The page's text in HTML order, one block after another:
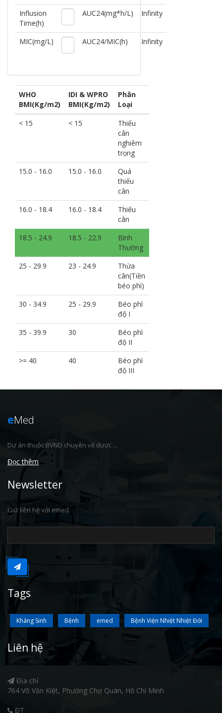
Influsion
Time(h)
AUC24(mg*h/L) Infinity
MIC(mg/L) AUC24/MIC(h) Infinity
WHO
BMI(Kg/m2)
IDI & WPRO
BMI(Kg/m2)
Phân
Loại
< 15
< 15
Thiếu
cân
nghiêm
trọng
15.0 - 16.0
15.0 - 16.0
Quá
thiếu
cân
16.0 - 18.4
16.0 - 18.4
Thiếu
cân
18.5 - 24.9
18.5 - 22.9
Bình
Thường
25 - 29.9
23 - 24.9
Thừa
cân(Tiền
béo phì)
30 - 34.9
25 - 29.9
Béo phì
độ I
35 - 39.9
30
Béo phì
độ II
>= 40
40
Béo phì
độ III
eMed
Dự án thuộc BVND chuyên về dược ...
Đọc thêm
Newsletter
Giữ liên hệ với emed.
Tags
Kháng Sinh Bệnh emed Bệnh Viện Nhiệt Nhiệt Đới
Liên hệ
Địa chỉ
764 Võ Văn Kiệt, Phường Chợ Quán, Hồ Chí Minh
ĐT